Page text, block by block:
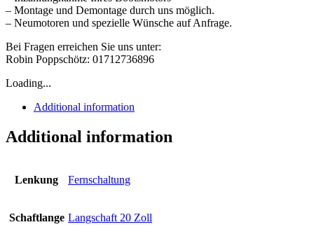
– Montage und Demontage durch uns möglich.
– Neumotoren und spezielle Wünsche auf Anfrage.
Bei Fragen erreichen Sie uns unter:
Robin Poppschötz: 01712736896
Loading...
Additional information
Additional information
Lenkung Fernschaltung
Schaftlange Langschaft 20 Zoll